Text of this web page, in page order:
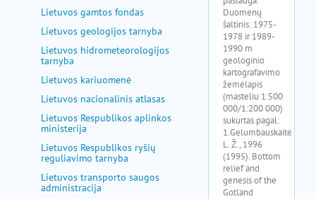
Lietuvos gamtos fondas
Lietuvos geologijos tarnyba
Lietuvos hidrometeorologijos
tarnyba
Lietuvos kariuomenė
Lietuvos nacionalinis atlasas
Lietuvos Respublikos aplinkos
ministerija
Lietuvos Respublikos ryšių
reguliavimo tarnyba
Lietuvos transporto saugos
administracija